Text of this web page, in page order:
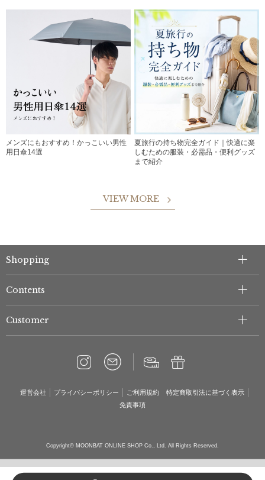
メンズにもおすすめ！かっこいい男性
用日傘14選
夏旅行の持ち物完全ガイド｜快適に楽
しむための服装・必需品・便利グッズ
まで紹介
VIEW MORE
Shopping
Contents
Customer
運営会社 プライバシーポリシー ご利用規約
特定商取引法に基づく表示
免責事項
Copyright© MOONBAT ONLINE SHOP Co., Ltd. All Rights Reserved.